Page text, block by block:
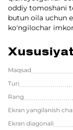
oddiy tomoshani
butun oila uchun
ko'ngilochar
Maqsad
Turi
Rang
Ekran yangilanish
Ekran diagonali